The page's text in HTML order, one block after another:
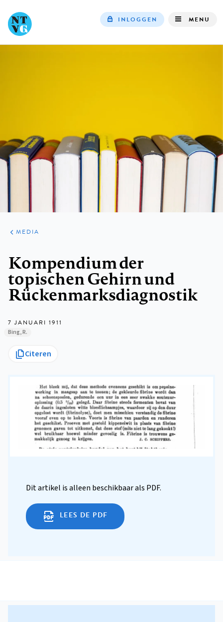
INLOGGEN MENU
ARTIKELEN
VARIA
MEDIA
Kompendium der
topischen Gehirn und
Rückenmarksdiagnostik
7 JANUARI 1911
Bing, R.
Citeren
Dit artikel is alleen beschikbaar als PDF.
LEES DE PDF